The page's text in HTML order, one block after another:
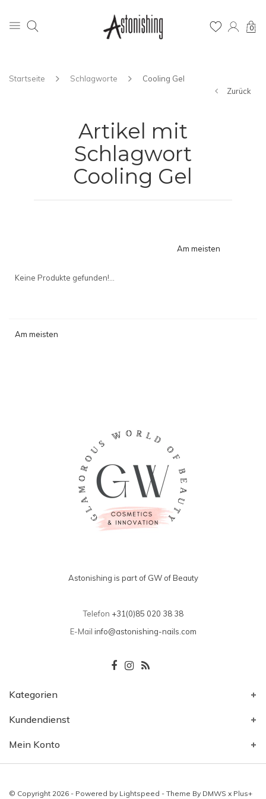
0
Startseite Schlagworte
Cooling Gel
Zurück
Artikel mit
Schlagwort
Cooling Gel
Am meisten
Keine Produkte gefunden!...
Am meisten
Astonishing is part of GW of Beauty
Telefon +31(0)85 020 38 38
E-Mail info@astonishing-nails.com
Kategorien
Kundendienst
Mein Konto
© Copyright 2026 - Powered by Lightspeed - Theme By DMWS x Plus+